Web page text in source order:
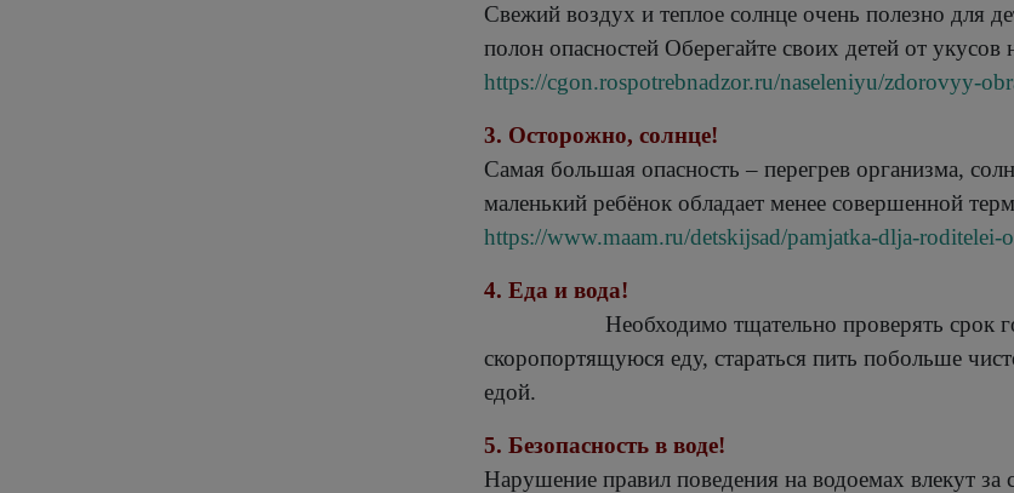
Свежий воздух и теплое солнце очень полезно для
полон опасностей Оберегайте своих детей от
https://cgon.rospotrebnadzor.ru/naseleniyu/zdorovyy-
3. Осторожно, солнце!
Самая большая опасность – перегрев организма,
маленький ребёнок обладает менее совершенной
https://www.maam.ru/detskijsad/pamjatka-dlja-roditelei-
4. Еда и
Необходимо тщательно проверять срок
скоропортящуюся еду, стараться пить побольше
едой.
5. Безопасность в воде!
Нарушение правил поведения на водоемах влекут